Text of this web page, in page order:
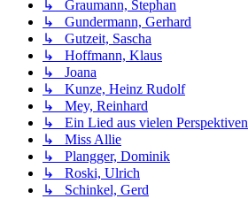
↳ Graumann, Stephan
↳ Gundermann, Gerhard
↳ Gutzeit, Sascha
↳ Hoffmann, Klaus
↳ Joana
↳ Kunze, Heinz Rudolf
↳ Mey, Reinhard
↳ Ein Lied aus vielen Perspektiven
↳ Miss Allie
↳ Plangger, Dominik
↳ Roski, Ulrich
↳ Schinkel, Gerd